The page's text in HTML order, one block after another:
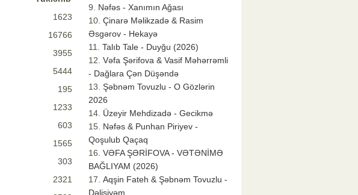
1623
16766
3955
5444
195
1233
603
1565
303
2321
Nəfəs - Xanımın Ağası
Çinarə Məlikzadə & Rasim
Əsgərov - Hekayə
Talıb Tale - Duyğu (2026)
Vəfa Şərifova & Vasif Məhərrəmli
- Dağlara Çən Düşəndə
Şəbnəm Tovuzlu - O Gözlərin
2026
Üzeyir Mehdizadə - Gecikmə
Nəfəs & Punhan Piriyev -
Qoşulub Qaçaq
VƏFA ŞƏRİFOVA - VƏTƏNİMƏ
BAĞLIYAM (2026)
Aqşin Fateh & Şəbnəm Tovuzlu -
Dəlisiyəm